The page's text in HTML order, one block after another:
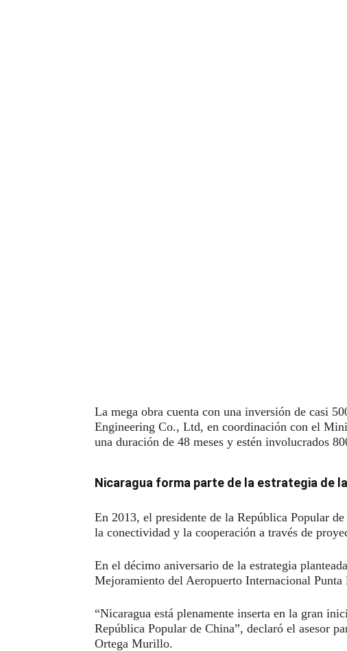
La mega obra cuenta con una inversión de casi
Engineering Co., Ltd, en coordinación con el
una duración de 48 meses y estén involucrados
Nicaragua forma parte de la estrategia de
En 2013, el presidente de la República Popular
la conectividad y la cooperación a través de
En el décimo aniversario de la estrategia
Mejoramiento del Aeropuerto Internacional
“Nicaragua está plenamente inserta en la gran
República Popular de China”, declaró el asesor
Ortega Murillo.